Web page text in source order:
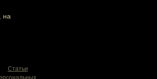
на
Статьи